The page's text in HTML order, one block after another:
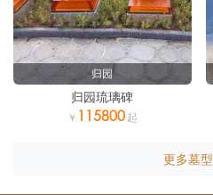
归园
归园琉璃碑
115800
更多墓型